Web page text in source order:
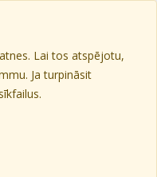
Lai tos atspējotu,
Ja turpināsit